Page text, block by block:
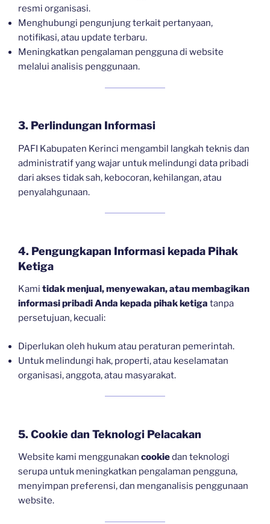
resmi organisasi.
Menghubungi pengunjung terkait pertanyaan,
notifikasi, atau update terbaru.
Meningkatkan pengalaman pengguna di website
melalui analisis penggunaan.
3. Perlindungan Informasi
PAFI Kabupaten Kerinci mengambil langkah teknis dan
administratif yang wajar untuk melindungi data pribadi
dari akses tidak sah, kebocoran, kehilangan, atau
penyalahgunaan.
4. Pengungkapan Informasi kepada Pihak
Ketiga
Kami tidak menjual, menyewakan, atau membagikan
informasi pribadi Anda kepada pihak ketiga tanpa
persetujuan, kecuali:
Diperlukan oleh hukum atau peraturan pemerintah.
Untuk melindungi hak, properti, atau keselamatan
organisasi, anggota, atau masyarakat.
5. Cookie dan Teknologi Pelacakan
Website kami menggunakan cookiedan teknologi
serupa untuk meningkatkan pengalaman pengguna,
menyimpan preferensi, dan menganalisis penggunaan
website.